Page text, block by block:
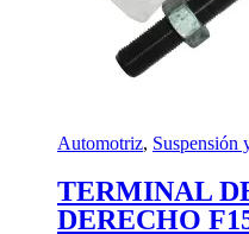
Automotriz, Suspensión
TERMINAL
DERECHO